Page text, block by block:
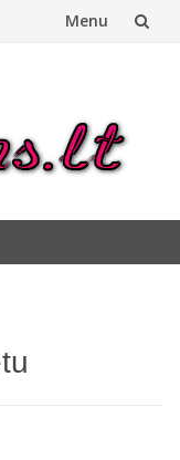
Menu